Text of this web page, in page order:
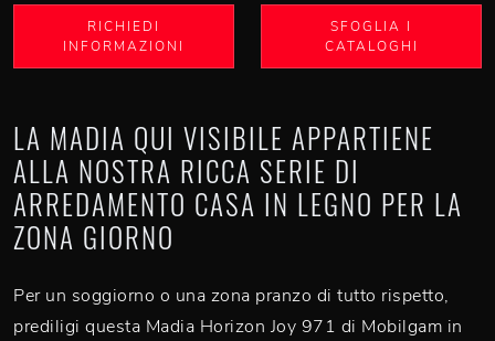
RICHIEDI
INFORMAZIONI
SFOGLIA I
CATALOGHI
LA MADIA QUI VISIBILE APPARTIENE
ALLA NOSTRA RICCA SERIE DI
ARREDAMENTO CASA IN LEGNO PER LA
ZONA GIORNO
Per un soggiorno o una zona pranzo di tutto rispetto,
prediligi questa Madia Horizon Joy 971 di Mobilgam in